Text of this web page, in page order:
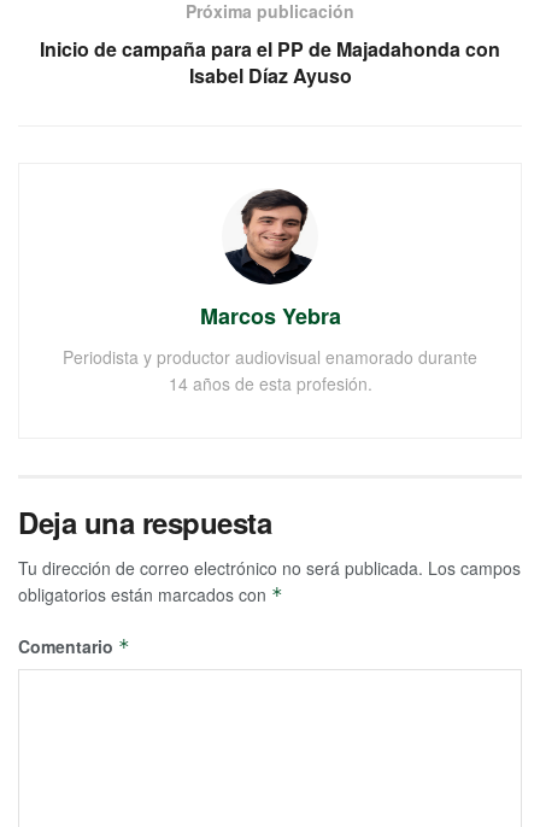
Próxima publicación
Inicio de campaña para el PP de Majadahonda con
Isabel Díaz Ayuso
Marcos Yebra
Periodista y productor audiovisual enamorado durante
14 años de esta profesión.
Deja una respuesta
Tu dirección de correo electrónico no será publicada. Los campos
obligatorios están marcados con *
Comentario *